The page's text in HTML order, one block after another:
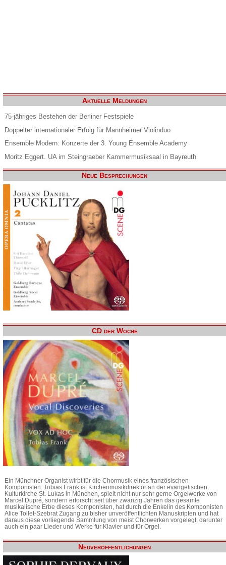
Aktuelle Meldungen
75-jähriges Bestehen der Berliner Festspiele
Doppelter internationaler Erfolg für Mannheimer Violinduo
Ensemble Modern: Konzerte der 3. Young Ensemble Academy
Moritz Eggert. UA im Steingraeber Kammermusiksaal in Bayreuth
Neue Besprechungen
CD der Woche
Ein Münchner Organist wirbt für die Chormusik eines französischen
Komponisten: Tobias Frank ist Kirchenmusikdirektor an der evangelischen
Kulturkirche St. Lukas in München, spielt nicht nur sehr gerne Orgelwerke von
Marcel Dupré, sondern erforscht seit über zwanzig Jahren das gesamte
musikalische Erbe dieses Komponisten, hat durch die Enkelin des Komponisten
Alice Tollet-Szebrat Zugang zu bisher unveröffentlichten Manuskripten und hat
daraus diese vorliegende Sammlung von meist Chorwerken vorgelegt, darunter
auch ein paar Lieder und Werke für Klavier und für Orgel.
Neuveröffentlichungen